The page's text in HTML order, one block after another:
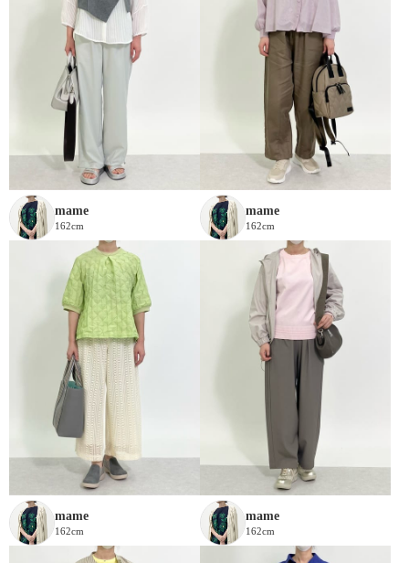
mame
162cm
mame
162cm
mame
162cm
mame
162cm